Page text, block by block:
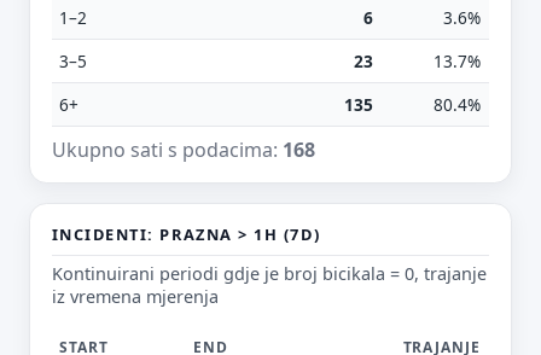
1–2
6
3.6%
3–5
23
13.7%
6+
135 80.4%
Ukupno sati s podacima: 168
INCIDENTI: PRAZNA > 1H (7D)
Kontinuirani periodi gdje je broj bicikala = 0, trajanje
iz vremena mjerenja
START END TRAJANJE
E-mail (opcionalno)
Ne moraš upisati e-mail — prijedlog možeš poslati i anonimno.